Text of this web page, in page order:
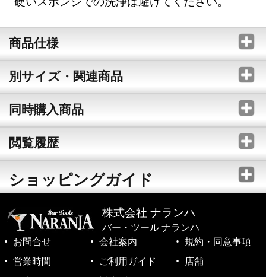
商品仕様
別サイズ・関連商品
同時購入商品
閲覧履歴
ショッピングガイド
株式会社 ナランハ
バー・ツール ナランハ
お問合せ
会社案内
規約・同意事項
営業時間
ご利用ガイド
店舗